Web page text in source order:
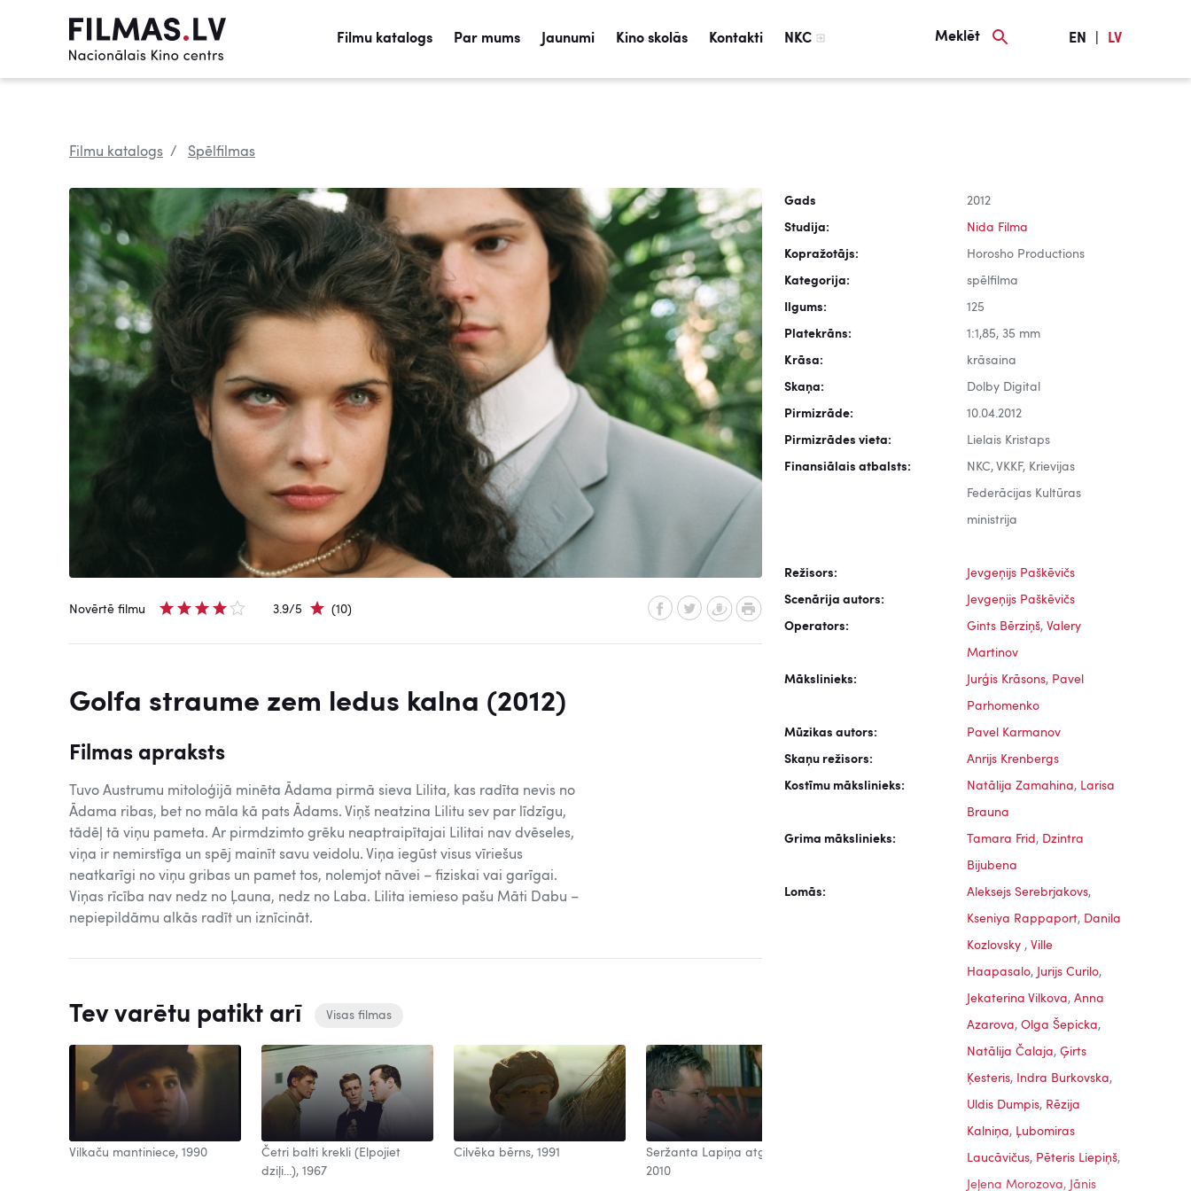
Filmu katalogs Par mums Jaunumi Kino skolās Kontakti NKC Meklēt EN LV
Filmu katalogs Spēlfilmas
Novērtē filmu 3.9/5 (10)
Golfa straume zem ledus kalna (2012)
Filmas apraksts
Tuvo Austrumu mitoloģijā minēta Ādama pirmā sieva Lilita, kas radīta nevis no
Ādama ribas, bet no māla kā pats Ādams. Viņš neatzina Lilitu sev par līdzīgu,
tādēļ tā viņu pameta. Ar pirmdzimto grēku neaptraipītajai Lilitai nav dvēseles,
viņa ir nemirstīga un spēj mainīt savu veidolu. Viņa iegūst visus vīriešus
neatkarīgi no viņu gribas un pamet tos, nolemjot nāvei – fiziskai vai garīgai.
Viņas rīcība nav nedz no Ļauna, nedz no Laba. Lilita iemieso pašu Māti Dabu –
nepiepildāmu alkās radīt un iznīcināt.
Tev varētu patikt arī Visas filmas
Vilkaču mantiniece, 1990
Četri balti krekli (Elpojiet
dziļi...), 1967
Cilvēka bērns, 1991
Seržanta Lapiņa atgriešanās,
2010
Sprīdītis, 1985
Gads 2012
Studija: Nida Filma
Kopražotājs: Horosho Productions
Kategorija: spēlfilma
Ilgums: 125
Platekrāns: 1:1,85, 35 mm
Krāsa: krāsaina
Skaņa: Dolby Digital
Pirmizrāde: 10.04.2012
Pirmizrādes vieta: Lielais Kristaps
Finansiālais atbalsts: NKC, VKKF, Krievijas
Federācijas Kultūras
ministrija
Režisors: Jevgeņijs Paškēvičs
Scenārija autors: Jevgeņijs Paškēvičs
Operators: Gints Bērziņš, Valery
Martinov
Mākslinieks: Jurģis Krāsons, Pavel
Parhomenko
Mūzikas autors: Pavel Karmanov
Skaņu režisors: Anrijs Krenbergs
Kostīmu mākslinieks: Natālija Zamahina, Larisa
Brauna
Grima mākslinieks: Tamara Frid , Dzintra
Bijubena
Lomās: Aleksejs Serebrjakovs,
Kseniya Rappaport, Danila
Kozlovsky , Ville
Haapasalo, Jurijs Curilo,
Jekaterina Vilkova, Anna
Azarova, Olga Šepicka,
Natālija Čalaja, Ģirts
Ķesteris, Indra Burkovska,
Uldis Dumpis, Rēzija
Kalniņa, Ļubomiras
Laucāvičus, Pēteris Liepiņš,
Jeļena Morozova, Jānis